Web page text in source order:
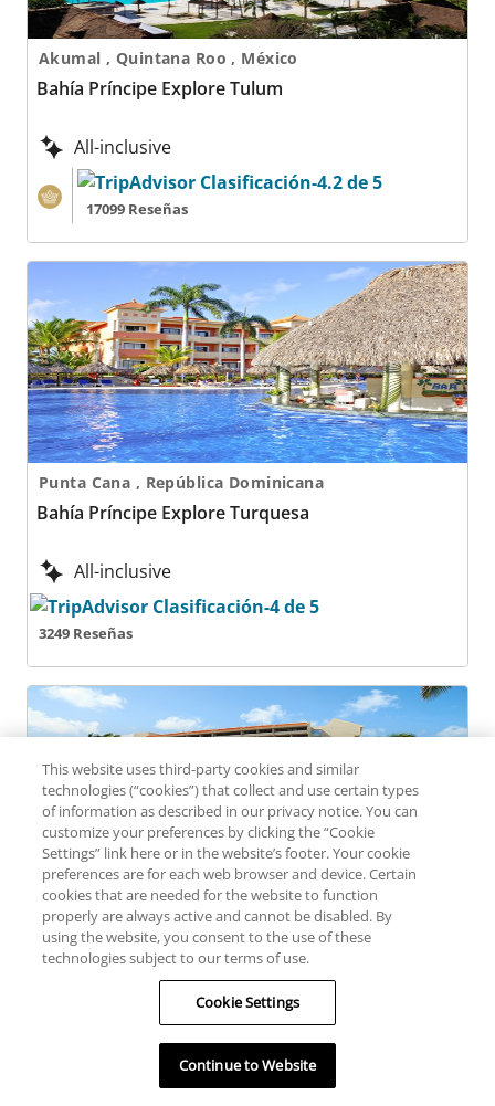
Akumal , Quintana Roo , México
Bahía Príncipe Explore Tulum
All-inclusive
17099 Reseñas
Bahía Príncipe Explore Turquesa
Punta Cana , República Dominicana
Bahía Príncipe Explore Turquesa
All-inclusive
3249 Reseñas
Barceló Aruba
Oranjestad , Aruba
Barceló Aruba
13041 Reseñas
This website uses third-party cookies and similar
technologies (“cookies”) that collect and use certain types
of information as described in our privacy notice. You can
customize your preferences by clicking the “Cookie
Settings” link here or in the website’s footer. Your cookie
preferences are for each web browser and device. Certain
cookies that are needed for the website to function
properly are always active and cannot be disabled. By
using the website, you consent to the use of these
technologies subject to our terms of use.
Cookie Settings
Continue to Website